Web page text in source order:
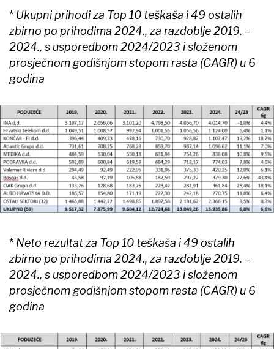
* Ukupni prihodi za Top 10 teškaša i 49 ostalih
zbirno po prihodima 2024., za razdoblje 2019. –
2024., s usporedbom 2024/2023 i složenom
prosječnom godišnjom stopom rasta (CAGR) u 6
godina
* Neto rezultat za Top 10 teškaša i 49 ostalih
zbirno po prihodima 2024., za razdoblje 2019. –
2024., s usporedbom 2024/2023 i složenom
prosječnom godišnjom stopom rasta (CAGR) u 6
godina